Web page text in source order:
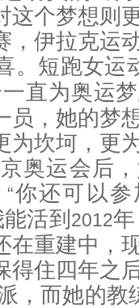
这个梦想则
，伊拉克运
。短跑女运
直为奥运
员，她的梦
为坎坷，更
奥运会后
“你还可以参
活到 2012
在重建中，
得住四年之
，而她的教